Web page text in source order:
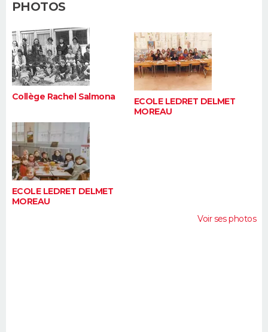
FORUM
Bricolage
Lifestyle
Culture
Sport
Auto
Television
Voyage
Cinema
PHOTOS
Collège Rachel Salmona
ECOLE LEDRET DELMET
MOREAU
ECOLE LEDRET DELMET
MOREAU
Voir ses photos